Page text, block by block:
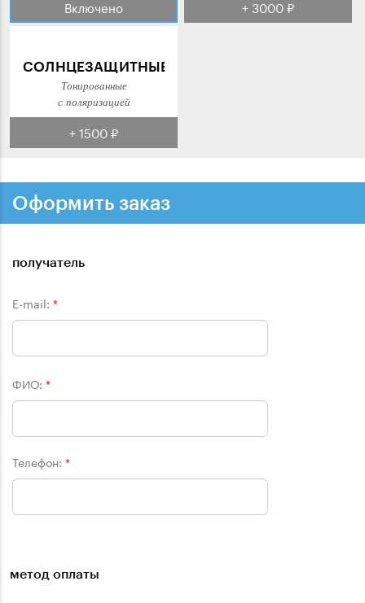
Включено + 3000 ₽
СОЛНЦЕЗАЩИТНЫЕ
Тонированные
с поляризацией
+ 1500 ₽
Оформить заказ
получатель
E-mail: *
ФИО: *
Телефон: *
метод оплаты